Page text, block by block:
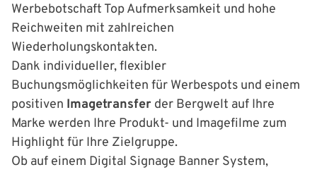
Werbebotschaft Top Aufmerksamkeit und hohe
Reichweiten mit zahlreichen
Wiederholungskontakten.
Dank individueller, flexibler
Buchungsmöglichkeiten für Werbespots und einem
positiven Imagetransfer der Bergwelt auf Ihre
Marke werden Ihre Produkt- und Imagefilme zum
Highlight für Ihre Zielgruppe.
Ob auf einem Digital Signage Banner System,